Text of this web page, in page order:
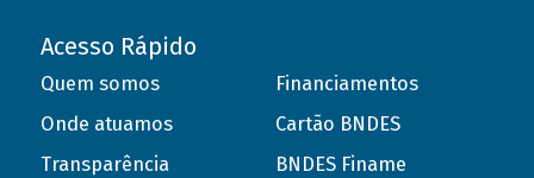
Acesso Rápido
Quem somos
Onde atuamos
Transparência
Financiamentos
Cartão BNDES
BNDES Finame